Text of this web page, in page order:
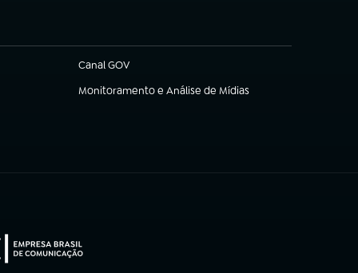
Canal GOV
(abre em nova aba)
Monitoramento e Análise de Mídias
(abre em nova aba)